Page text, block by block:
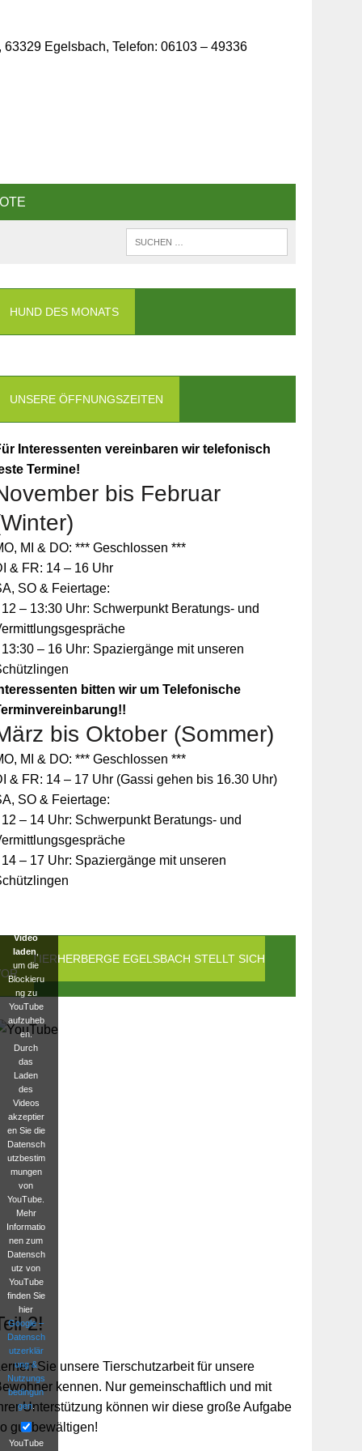
Egelsbach, Telefon: 06103 – 49336
HUND DES MONATS
UNSERE ÖFFNUNGSZEITEN
Interessenten vereinbaren wir telefonisch
Termine!
bis Februar
MI & DO: *** Geschlossen ***
& FR: 14 – 16 Uhr
SO & Feiertage:
12 – 13:30 Uhr: Schwerpunkt Beratungs- und
13:30 – 16 Uhr: Spaziergänge mit unseren
bitten wir um Telefonische
bis Oktober (Sommer)
MI & DO: *** Geschlossen ***
& FR: 14 – 17 Uhr (Gassi gehen bis 16.30 Uhr)
SO & Feiertage:
12 – 14 Uhr: Schwerpunkt Beratungs- und
14 – 17 Uhr: Spaziergänge mit unseren
DIE TIERHERBERGE EGELSBACH STELLT SICH
Zum
Schutz
Ihrer
persönlic
hen
Daten ist
die
Verbindun
g zu
blockiert
Video
laden
um die
Blockieru
ng zu
YouTube
aufzuheb
en.
Durch
das
Laden
des
Videos
akzeptier
en Sie die
Datensch
utzbestim
mungen
von
YouTube.
Mehr
Informatio
nen zum
Datensch
utz von
YouTube
finden Sie
hier
Google –
Datensch
utzerklär
ung &
Nutzungs
bedingun
gen.
YouTube
2!
Lernen Sie unsere Tierschutzarbeit für unsere
kennen. Nur gemeinschaftlich und mit
Unterstützung können wir diese große Aufgabe
gut bewältigen!